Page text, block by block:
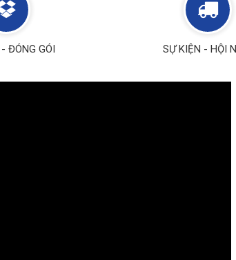
ĐÓNG GÓI SỰ KIỆN - HỘI